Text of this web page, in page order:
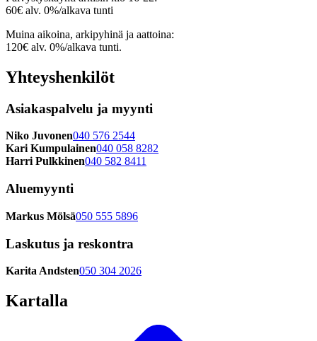
60€ alv. 0%/alkava tunti
Muina aikoina, arkipyhinä ja aattoina:
120€ alv. 0%/alkava tunti.
Yhteyshenkilöt
Asiakaspalvelu ja myynti
Niko Juvonen040 576 2544
Kari Kumpulainen040 058 8282
Harri Pulkkinen040 582 8411
Aluemyynti
Markus Mölsä050 555 5896
Laskutus ja reskontra
Karita Andsten050 304 2026
Kartalla